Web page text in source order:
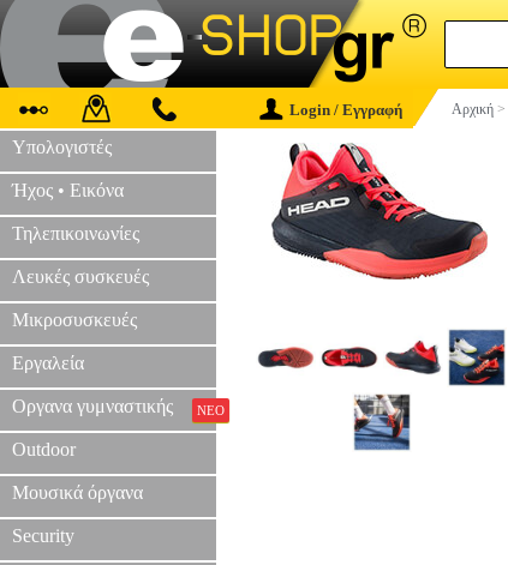
Login / Εγγραφή Αρχική >
Υπολογιστές
Ήχος • Εικόνα
Τηλεπικοινωνίες
Λευκές συσκευές
Μικροσυσκευές
Εργαλεία
Οργανα γυμναστικής ΝΕΟ
Outdoor
Μουσικά όργανα
Security